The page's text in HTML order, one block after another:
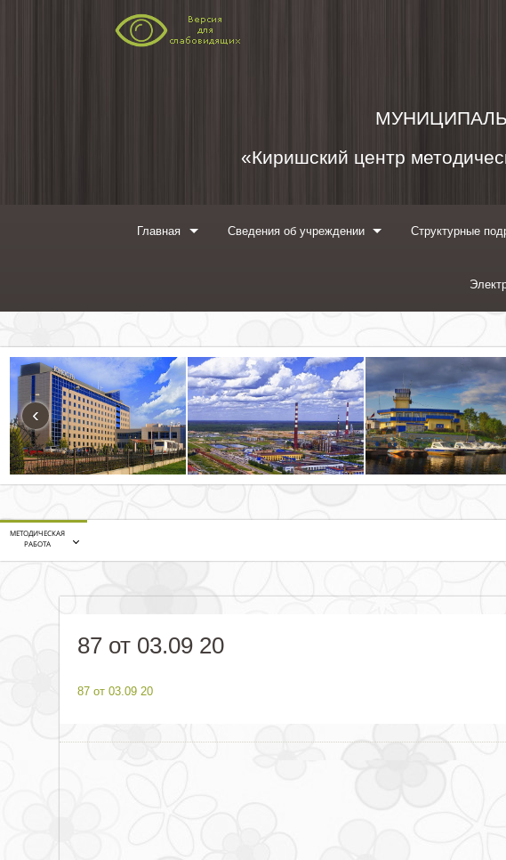
«Киришский центр
Главная Сведения об учреждении Структурные
‹
МЕТОДИЧЕСКАЯ
РАБОТА
87 от 03.09 20
87 от 03.09 20